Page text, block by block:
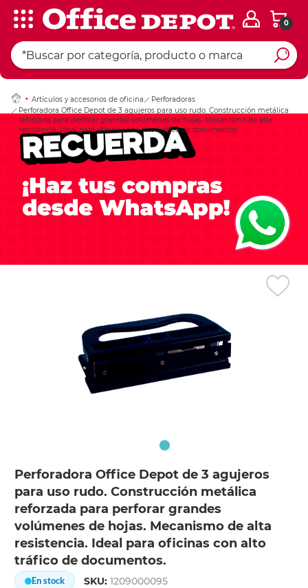
0
Artículos y accesorios de oficina
Perforadoras
Perforadora Office Depot de 3 agujeros para uso rudo. Construcción metálica
reforzada para perforar grandes volúmenes de hojas. Mecanismo de alta
resistencia. Ideal para oficinas con alto tráfico de documentos.
Perforadora Office Depot de 3 agujeros
para uso rudo. Construcción metálica
reforzada para perforar grandes
volúmenes de hojas. Mecanismo de alta
resistencia. Ideal para oficinas con alto
tráfico de documentos.
En stock SKU:1209000095
Ingresar Codigo